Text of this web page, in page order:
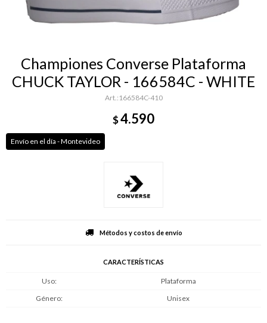
Championes Converse Plataforma
CHUCK TAYLOR - 166584C - WHITE
166584C-410
$4.590
Envío en el día - Montevideo
Métodos y costos de envío
CARACTERÍSTICAS
Uso
Plataforma
Género
Unisex